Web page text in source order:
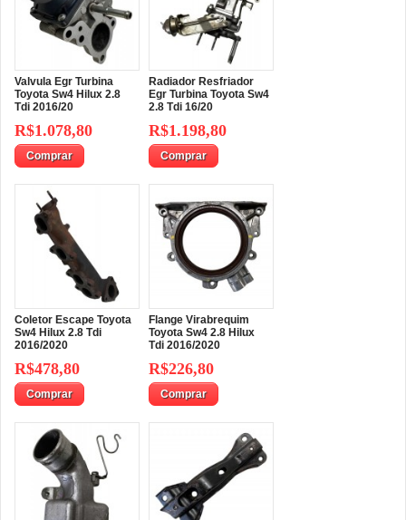
Valvula Egr Turbina
Toyota Sw4 Hilux 2.8
Tdi 2016/20
R$1.078,80
Comprar
Radiador Resfriador
Egr Turbina Toyota Sw4
2.8 Tdi 16/20
R$1.198,80
Comprar
Coletor Escape Toyota
Sw4 Hilux 2.8 Tdi
2016/2020
R$478,80
Comprar
Flange Virabrequim
Toyota Sw4 2.8 Hilux
Tdi 2016/2020
R$226,80
Comprar